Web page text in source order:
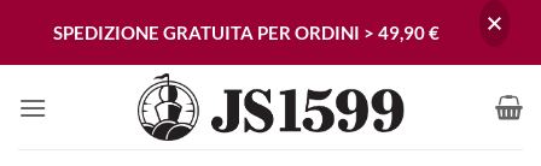
SPEDIZIONE GRATUITA PER ORDINI > 49,90 €